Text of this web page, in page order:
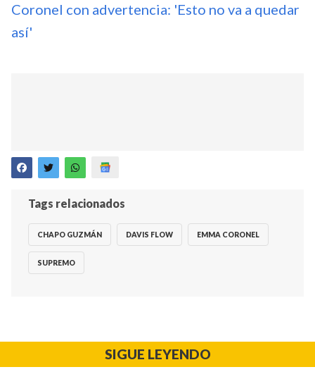
Coronel con advertencia: 'Esto no va a quedar
así'
Tags relacionados
CHAPO GUZMÁN DAVIS FLOW EMMA CORONEL
SUPREMO
SIGUE LEYENDO